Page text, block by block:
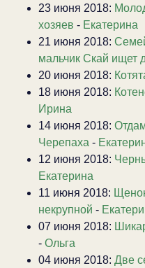
23 июня 2018:
хозяев - Екатерина
21 июня 2018:
мальчик Скай ищет
20 июня 2018:
18 июня 2018:
Ирина
14 июня 2018:
Черепаха -
12 июня 2018:
Екатерина
11 июня 2018:
некрупной -
07 июня 2018:
- Ольга
04 июня 2018: Две